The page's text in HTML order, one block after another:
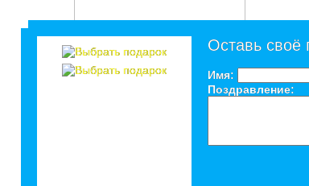
Оставь своё
Имя:
Поздравление: